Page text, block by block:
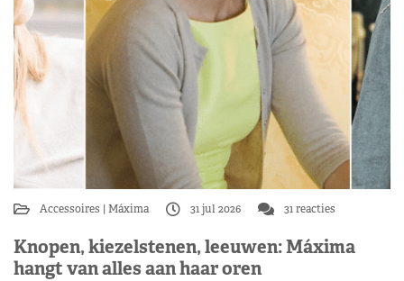
Accessoires Máxima 31 jul 2026 31 reacties
Knopen, kiezelstenen, leeuwen: Máxima
hangt van alles aan haar oren